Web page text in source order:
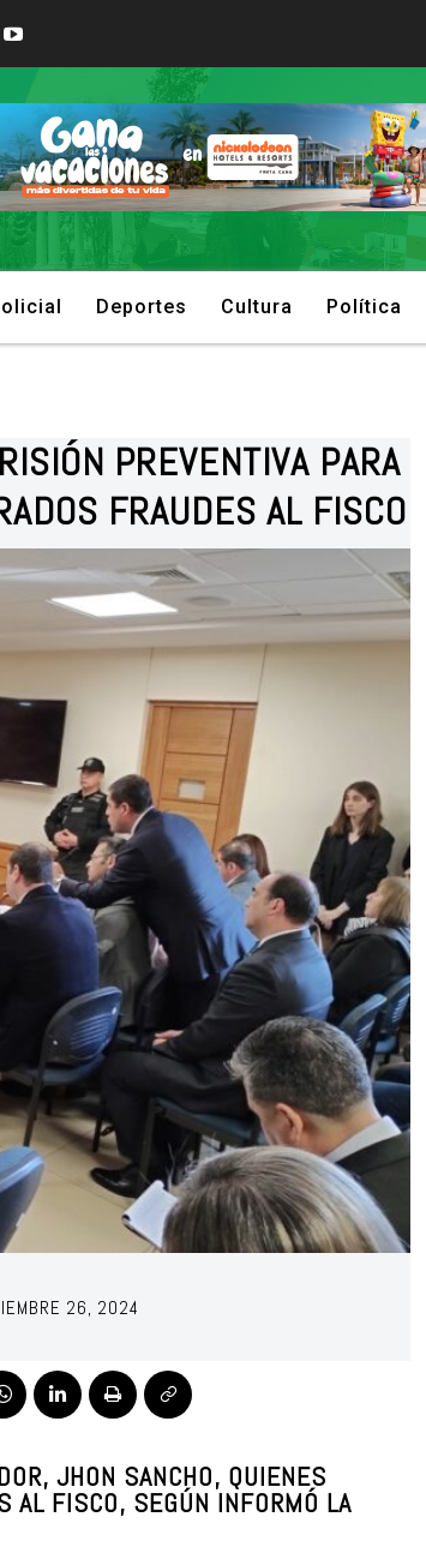
Deportes Cultura Política
PREVENTIVA PARA
FRAUDES AL FISCO
26, 2024
JHON SANCHO, QUIENES
AL FISCO, SEGÚN INFORMÓ LA